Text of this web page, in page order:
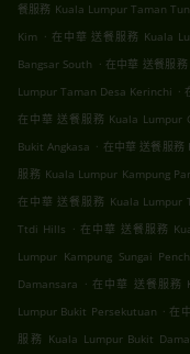
餐服務 Kuala Lumpur Taman
Kim . 在中華 送餐服務 Kuala
Bangsar South . 在中華 送餐服
Lumpur Taman Desa Kerinchi .
在中華 送餐服務 Kuala Lumpur
Bukit Angkasa . 在中華 送餐服
服務 Kuala Lumpur Kampung
在中華 送餐服務 Kuala Lumpur
Ttdi Hills . 在中華 送餐服務
Lumpur Kampung Sungai
Damansara . 在中華 送餐服務
Lumpur Bukit Persekutuan . 在
服務 Kuala Lumpur Bukit